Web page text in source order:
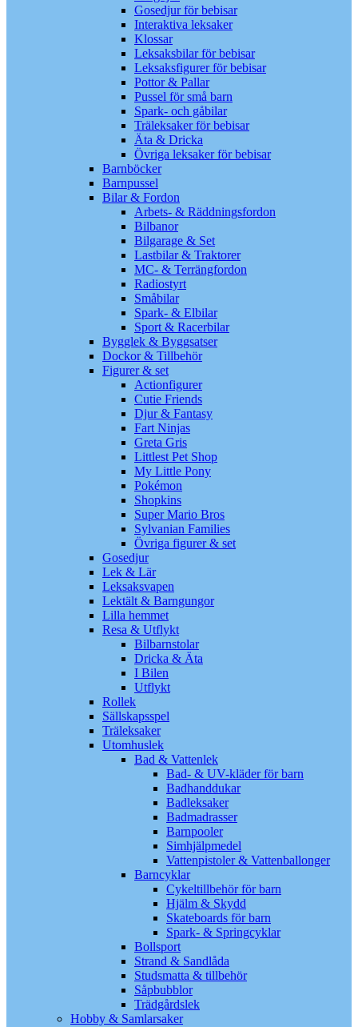
Gosedjur för bebisar
Interaktiva leksaker
Klossar
Leksaksbilar för bebisar
Leksaksfigurer för bebisar
Pottor & Pallar
Pussel för små barn
Spark- och gåbilar
Träleksaker för bebisar
Äta & Dricka
Övriga leksaker för bebisar
Barnböcker
Barnpussel
Bilar & Fordon
Arbets- & Räddningsfordon
Bilbanor
Bilgarage & Set
Lastbilar & Traktorer
MC- & Terrängfordon
Radiostyrt
Småbilar
Spark- & Elbilar
Sport & Racerbilar
Bygglek & Byggsatser
Dockor & Tillbehör
Figurer & set
Actionfigurer
Cutie Friends
Djur & Fantasy
Fart Ninjas
Greta Gris
Littlest Pet Shop
My Little Pony
Pokémon
Shopkins
Super Mario Bros
Sylvanian Families
Övriga figurer & set
Gosedjur
Lek & Lär
Leksaksvapen
Lektält & Barngungor
Lilla hemmet
Resa & Utflykt
Bilbarnstolar
Dricka & Äta
I Bilen
Utflykt
Rollek
Sällskapsspel
Träleksaker
Utomhuslek
Bad & Vattenlek
Bad- & UV-kläder för barn
Badhanddukar
Badleksaker
Badmadrasser
Barnpooler
Simhjälpmedel
Vattenpistoler & Vattenballonger
Barncyklar
Cykeltillbehör för barn
Hjälm & Skydd
Skateboards för barn
Spark- & Springcyklar
Bollsport
Strand & Sandlåda
Studsmatta & tillbehör
Såpbubblor
Trädgårdslek
Hobby & Samlarsaker